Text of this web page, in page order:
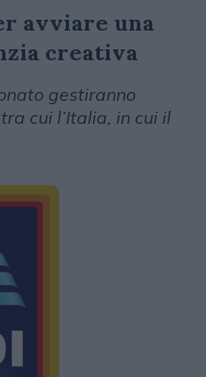
avviare una
creativa
gestiranno
cui l’Italia, in cui il